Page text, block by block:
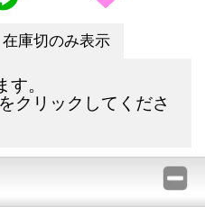
在庫切のみ表示
。
をクリックしてくださ